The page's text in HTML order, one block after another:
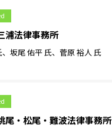
浦法律事務所
坂尾 佑平 氏、菅原 裕人 氏
尾・松尾・難波法律事務所